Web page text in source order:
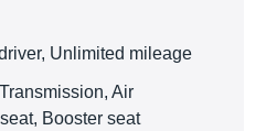
Unlimited mileage
Air
Booster seat